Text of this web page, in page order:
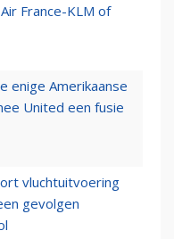
France-KLM of
enige Amerikaanse
United een fusie
vluchtuitvoering
gevolgen